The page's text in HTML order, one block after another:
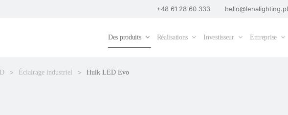
+48 61 28 60 333 hello@lenalighting.pl
Des produits Réalisations Investisseur Entreprise
Éclairage industriel Hulk LED Evo